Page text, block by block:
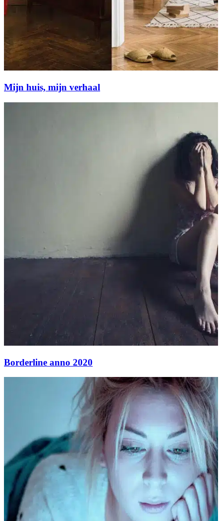
Mijn huis, mijn verhaal
Borderline anno 2020